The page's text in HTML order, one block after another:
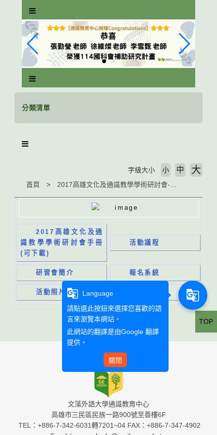
分類清單
首頁
字級大小 小 中 大
2017高雄文化及通
識教學學術研討會手冊
(可下載)
活動議程
研習會簡介 報名系統
活動照片
文藻外語大學通識教育中心
高雄市三民區民族一路900號至善樓6F
TEL：+886-7-342-6031轉7201~04 FAX：+886-7-347-4902
TOP
g_translate
Language
請點選此按鈕來選擇您喜歡的語
言來瀏覽本網站。
此網站的翻譯是由Google 翻譯
提供。
關閉
g_translate